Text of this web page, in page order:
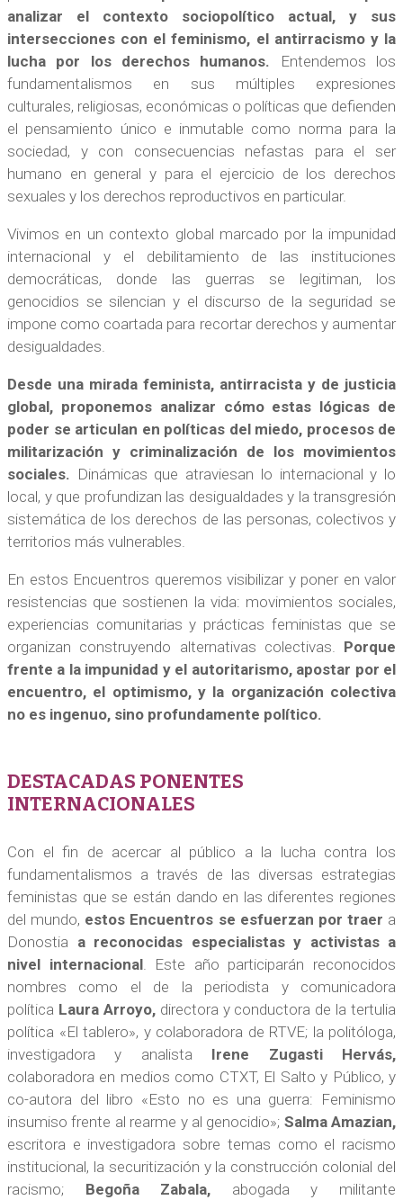
analizar el contexto sociopolítico actual, y sus
intersecciones con el feminismo, el antirracismo y la
lucha por los derechos humanos. Entendemos los
fundamentalismos en sus múltiples expresiones
culturales, religiosas, económicas o políticas que defienden
el pensamiento único e inmutable como norma para la
sociedad, y con consecuencias nefastas para el ser
humano en general y para el ejercicio de los derechos
sexuales y los derechos reproductivos en particular.
Vivimos en un contexto global marcado por la impunidad
internacional y el debilitamiento de las instituciones
democráticas, donde las guerras se legitiman, los
genocidios se silencian y el discurso de la seguridad se
impone como coartada para recortar derechos y aumentar
desigualdades.
Desde una mirada feminista, antirracista y de justicia
global, proponemos analizar cómo estas lógicas de
poder se articulan en políticas del miedo, procesos de
militarización y criminalización de los movimientos
sociales. Dinámicas que atraviesan lo internacional y lo
local, y que profundizan las desigualdades y la transgresión
sistemática de los derechos de las personas, colectivos y
territorios más vulnerables.
En estos Encuentros queremos visibilizar y poner en valor
resistencias que sostienen la vida: movimientos sociales,
experiencias comunitarias y prácticas feministas que se
organizan construyendo alternativas colectivas. Porque
frente a la impunidad y el autoritarismo, apostar por el
encuentro, el optimismo, y la organización colectiva
no es ingenuo, sino profundamente político.
DESTACADAS PONENTES
INTERNACIONALES
Con el fin de acercar al público a la lucha contra los
fundamentalismos a través de las diversas estrategias
feministas que se están dando en las diferentes regiones
del mundo, estos Encuentros se esfuerzan por traer a
Donostia a reconocidas especialistas y activistas a
nivel internacional. Este año participarán reconocidos
nombres como el de la periodista y comunicadora
política Laura Arroyo, directora y conductora de la tertulia
política «El tablero», y colaboradora de RTVE; la politóloga,
investigadora y analista Irene Zugasti Hervás,
colaboradora en medios como CTXT, El Salto y Público, y
co-autora del libro «Esto no es una guerra: Feminismo
insumiso frente al rearme y al genocidio»; Salma Amazian,
escritora e investigadora sobre temas como el racismo
institucional, la securitización y la construcción colonial del
racismo; Begoña Zabala, abogada y militante